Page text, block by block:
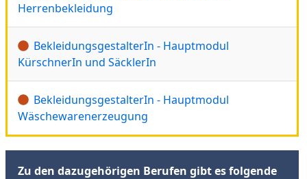
Herrenbekleidung
BekleidungsgestalterIn - Hauptmodul
KürschnerIn und SäcklerIn
BekleidungsgestalterIn - Hauptmodul
Wäschewarenerzeugung
Zu den dazugehörigen Berufen gibt es folgende